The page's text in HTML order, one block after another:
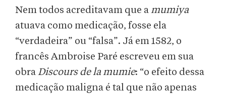
Nem todos acreditavam que a mumiya
atuava como medicação, fosse ela
“verdadeira” ou “falsa”. Já em 1582, o
francês Ambroise Paré escreveu em sua
obraDiscours de la mumie: “o efeito dessa
medicação maligna é tal que não apenas